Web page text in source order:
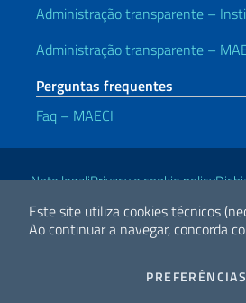
Este site utiliza cookies técnicos
Ao continuar a navegar, concorda
PREFERÊNCIAS
Administração transparente –
Administração transparente –
Perguntas frequentes
Faq – MAECI
Links Úteis
Note legaliPrivacy e cookie policy
Cooperação Internacional